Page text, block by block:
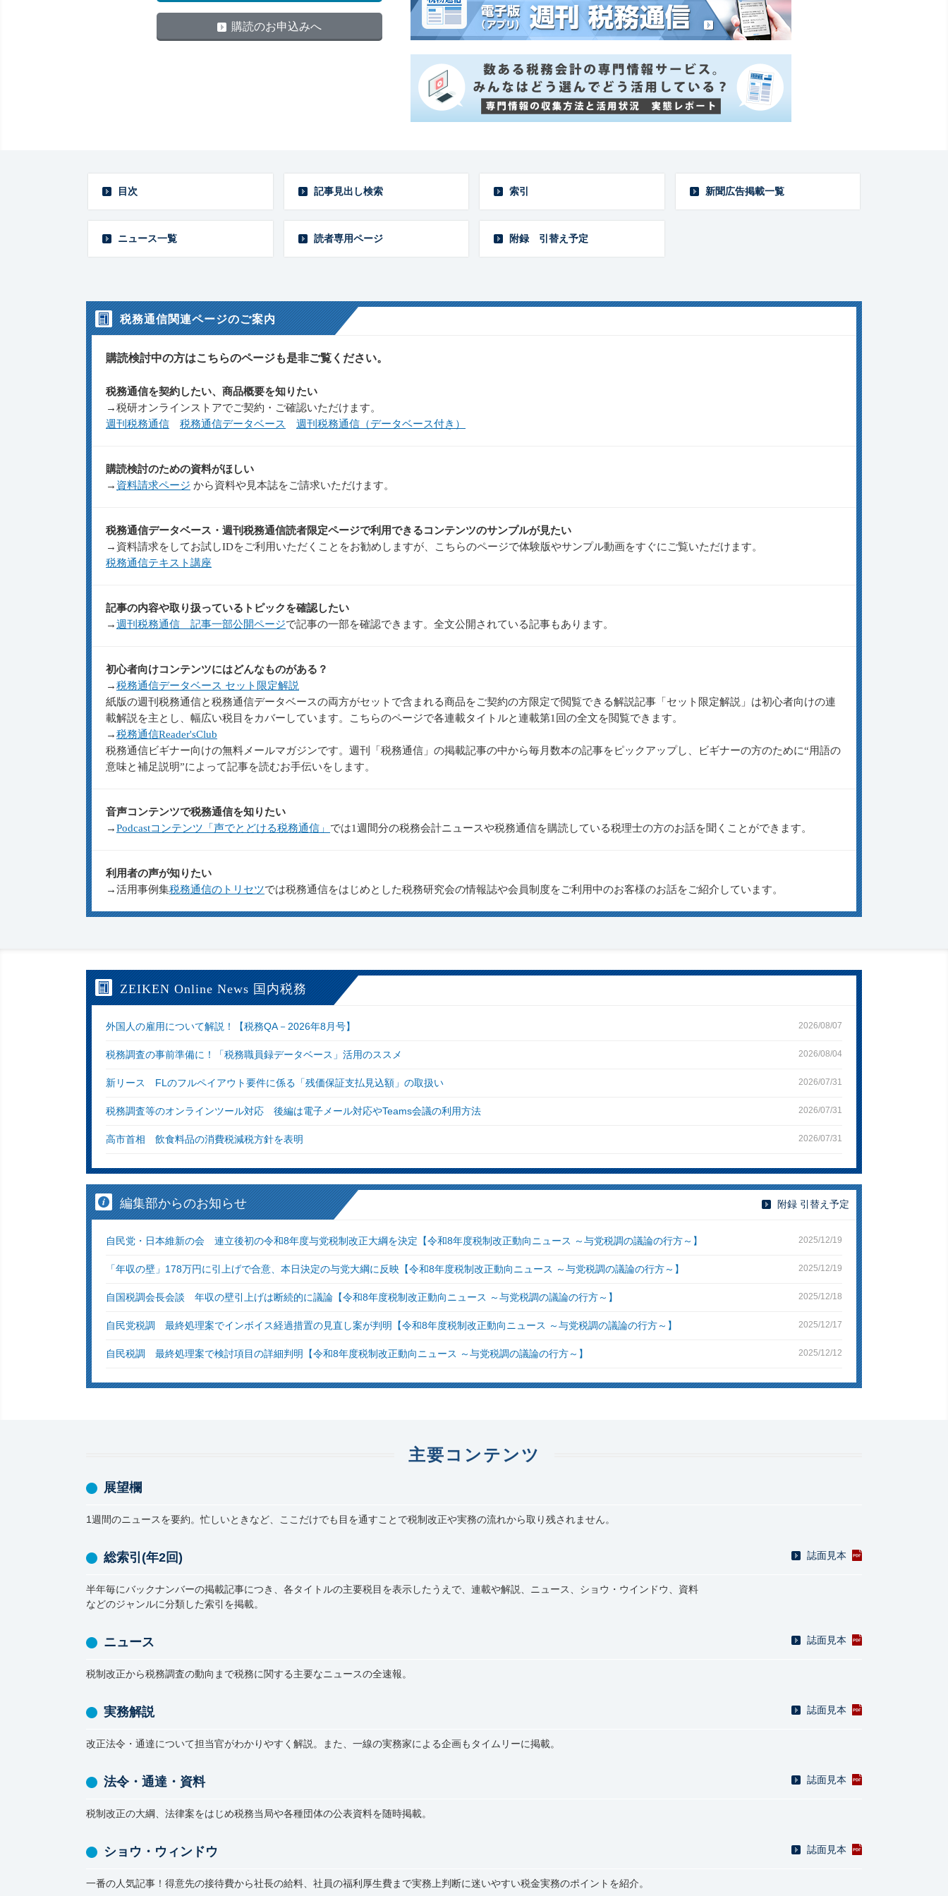
購読のお申込みへ
目次 記事見出し検索 索引 新聞広告掲載一覧
ニュース一覧 読者専用ページ 附録 引替え予定
税務通信関連ページのご案内
購読検討中の方はこちらのページも是非ご覧ください。
税務通信を契約したい、商品概要を知りたい
→税研オンラインストアでご契約・ご確認いただけます。
週刊税務通信
税務通信データベース 週刊税務通信（データベース付き）
購読検討のための資料がほしい
→ 資料請求ページ から資料や見本誌をご請求いただけます。
税務通信データベース・週刊税務通信読者限定ページで利用できるコンテンツのサンプルが見たい
→資料請求をしてお試しIDをご利用いただくことをお勧めしますが、こちらのページで体験版やサンプル動画をすぐにご覧いただけます。
税務通信テキスト講座
記事の内容や取り扱っているトピックを確認したい
→週刊税務通信 記事一部公開ページで記事の一部を確認できます。全文公開されている記事もあります。
初心者向けコンテンツにはどんなものがある？
→税務通信データベース セット限定解説
紙版の週刊税務通信と税務通信データベースの両方がセットで含まれる商品をご契約の方限定で閲覧できる解説記事「セット限定解説」は初心者向けの連
載解説を主とし、幅広い税目をカバーしています。こちらのページで各連載タイトルと連載第1回の全文を閲覧できます。
→税務通信Reader'sClub
税務通信ビギナー向けの無料メールマガジンです。週刊「税務通信」の掲載記事の中から毎月数本の記事をピックアップし、ビギナーの方のために“用語の
意味と補足説明”によって記事を読むお手伝いをします。
音声コンテンツで税務通信を知りたい
→Podcastコンテンツ「声でとどける税務通信」 では1週間分の税務会計ニュースや税務通信を購読している税理士の方のお話を聞くことができます。
利用者の声が知りたい
→活用事例集税務通信のトリセツでは税務通信をはじめとした税務研究会の情報誌や会員制度をご利用中のお客様のお話をご紹介しています。
ZEIKEN Online News 国内税務
2026/08/07
外国人の雇用について解説！【税務QA－2026年8月号】
2026/08/04
税務調査の事前準備に！「税務職員録データベース」活用のススメ
2026/07/31
新リース FLのフルペイアウト要件に係る「残価保証支払見込額」の取扱い
2026/07/31
税務調査等のオンラインツール対応 後編は電子メール対応やTeams会議の利用方法
2026/07/31
高市首相 飲食料品の消費税減税方針を表明
編集部からのお知らせ 附録 引替え予定
2025/12/19
自民党・日本維新の会 連立後初の令和8年度与党税制改正大綱を決定【令和8年度税制改正動向ニュース ～与党税調の議論の行方～】
2025/12/19
「年収の壁」178万円に引上げで合意、本日決定の与党大綱に反映【令和8年度税制改正動向ニュース ～与党税調の議論の行方～】
2025/12/18
自国税調会長会談 年収の壁引上げは断続的に議論【令和8年度税制改正動向ニュース ～与党税調の議論の行方～】
2025/12/17
自民党税調 最終処理案でインボイス経過措置の見直し案が判明【令和8年度税制改正動向ニュース ～与党税調の議論の行方～】
2025/12/12
自民税調 最終処理案で検討項目の詳細判明【令和8年度税制改正動向ニュース ～与党税調の議論の行方～】
主要コンテンツ
展望欄
1週間のニュースを要約。忙しいときなど、ここだけでも目を通すことで税制改正や実務の流れから取り残されません。
総索引(年2回) 誌面見本
半年毎にバックナンバーの掲載記事につき、各タイトルの主要税目を表示したうえで、連載や解説、ニュース、ショウ・ウインドウ、資料
などのジャンルに分類した索引を掲載。
ニュース 誌面見本
税制改正から税務調査の動向まで税務に関する主要なニュースの全速報。
実務解説 誌面見本
改正法令・通達について担当官がわかりやすく解説。また、一線の実務家による企画もタイムリーに掲載。
法令・通達・資料 誌面見本
税制改正の大綱、法律案をはじめ税務当局や各種団体の公表資料を随時掲載。
ショウ・ウィンドウ 誌面見本
一番の人気記事！得意先の接待費から社長の給料、社員の福利厚生費まで実務上判断に迷いやすい税金実務のポイントを紹介。